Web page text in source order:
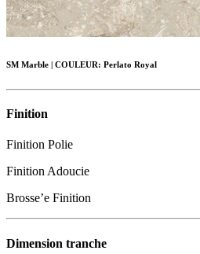
SM Marble | COULEUR: Perlato Royal
Finition
Finition Polie
Finition Adoucie
Brosse’e Finition
Dimension tranche